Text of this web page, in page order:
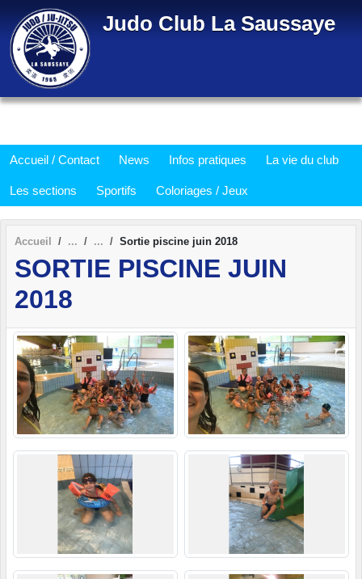
Judo Club La Saussaye
Accueil / Contact News Infos pratiques La vie du club
Les sections Sportifs Coloriages / Jeux
Accueil Sortie piscine juin 2018
SORTIE PISCINE JUIN
2018
Panneau de gestion des cookies